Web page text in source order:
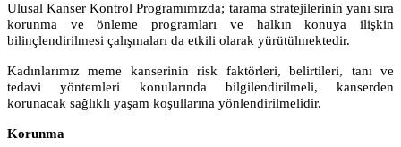
Ulusal Kanser Kontrol Programımızda; tarama stratejilerinin yanı sıra
korunma ve önleme programları ve halkın konuya ilişkin
bilinçlendirilmesi çalışmaları da etkili olarak yürütülmektedir.
Kadınlarımız meme kanserinin risk faktörleri, belirtileri, tanı ve
tedavi yöntemleri konularında bilgilendirilmeli, kanserden
korunacak sağlıklı yaşam koşullarına yönlendirilmelidir.
Korunma